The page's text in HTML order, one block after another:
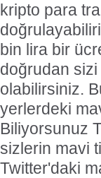
kripto para
bin lira bir
doğrudan sizi
olabilirsiniz.
yerlerdeki
Biliyorsunuz
sizlerin mavi
Twitter'daki